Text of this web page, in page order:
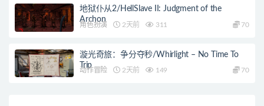
地狱仆从2/HellSlave II: Judgment of the
Archon
角色扮演 2天前 311 70
漩光奇旅：争分夺秒/Whirlight – No Time To
Trip
动作冒险 2天前 149 70